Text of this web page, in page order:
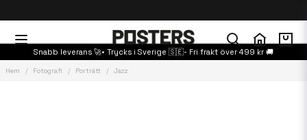
Snabb leverans 🚀• Trycks i Sverige 🇸🇪- Fri frakt över 499 kr 🚚
Hem Fotografi Porträtt Jazz